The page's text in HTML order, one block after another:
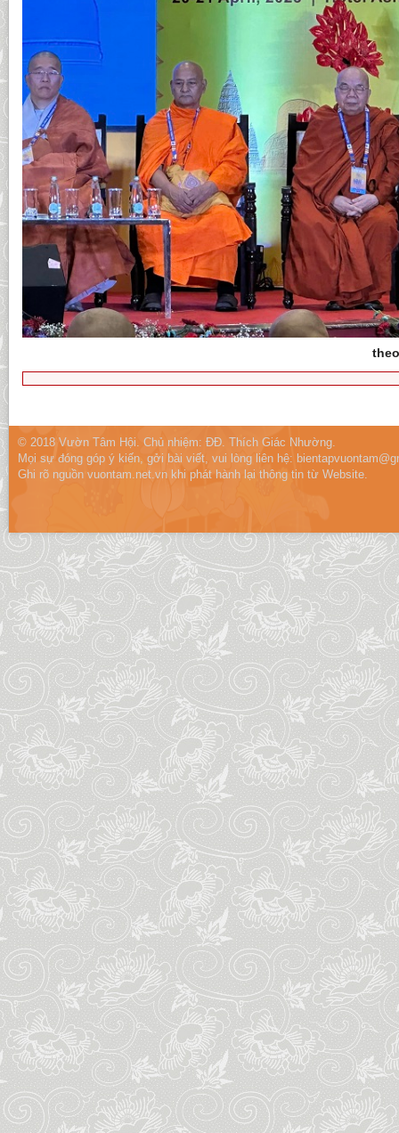
© 2018 Vườn Tâm Hội. Chủ nhiệm: ĐĐ. Thích Giác Nhường.
Mọi sự đóng góp ý kiến, gởi bài viết, vui lòng liên hệ:
Ghi rõ nguồn vuontam.net.vn khi phát hành lại thông tin từ Website.